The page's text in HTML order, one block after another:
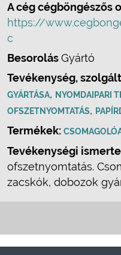
A cég cégböngészős
https://
c
BesorolásGyártó
Tevékenység,
GYÁRTÁSA, NYOMDAIPARI
OFSZETNYOMTATÁS,
Termékek:
Tevékenységi
ofszetnyomtatás.
zacskók, dobozok